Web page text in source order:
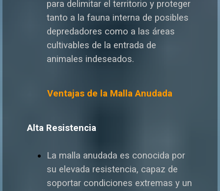
para delimitar el territorio y proteger
tanto a la fauna interna de posibles
depredadores como a las áreas
cultivables de la entrada de
animales indeseados.
Ventajas de la Malla Anudada
Alta Resistencia
La malla anudada es conocida por
su elevada resistencia, capaz de
soportar condiciones extremas y un